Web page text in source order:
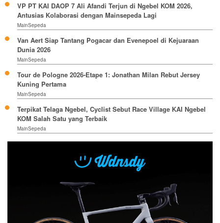
VP PT KAI DAOP 7 Ali Afandi Terjun di Ngebel KOM 2026,
Antusias Kolaborasi dengan Mainsepeda Lagi
MainSepeda
Van Aert Siap Tantang Pogacar dan Evenepoel di Kejuaraan
Dunia 2026
MainSepeda
Tour de Pologne 2026-Etape 1: Jonathan Milan Rebut Jersey
Kuning Pertama
MainSepeda
Terpikat Telaga Ngebel, Cyclist Sebut Race Village KAI Ngebel
KOM Salah Satu yang Terbaik
MainSepeda